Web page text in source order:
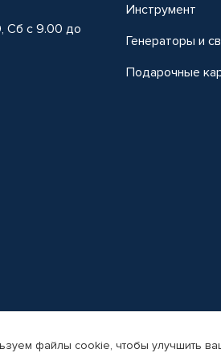
Сб с 9.00 до
Инструмент
Генераторы и
Подарочные
2026. Все права защищены. Интернет-
файлы cookie, чтобы улучшить